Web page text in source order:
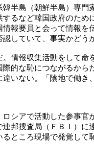
半島（朝鮮半島）専
るなど韓国政府のた
報要員と会って情報
していて、事実かどう
情報収集活動をして命
的な恥につながるか
いない。「陰地で働
シアで活動した参事
捜査局（ＦＢＩ）に
ところ現場で発覚し